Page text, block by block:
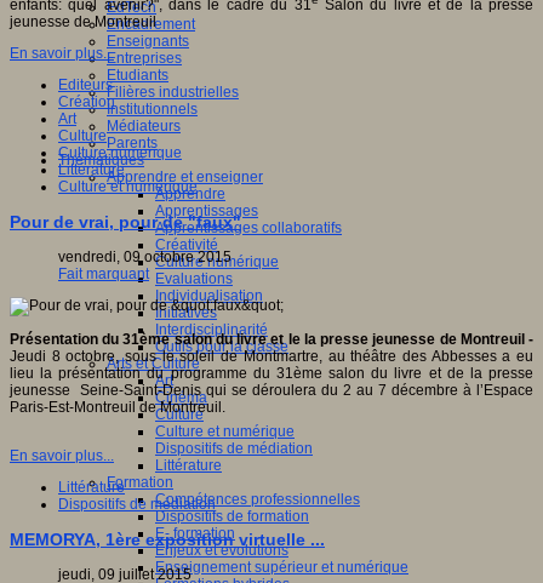
EdTech
Encadrement
Enseignants
Entreprises
Etudiants
Filières industrielles
Institutionnels
Médiateurs
Parents
Thématiques
Apprendre et enseigner
Apprendre
Apprentissages
Apprentissages collaboratifs
Créativité
Culture numérique
Evaluations
Individualisation
Initiatives
Interdisciplinarité
Outils pour la classe
Arts et Culture
Art
Cinéma
Culture
Culture et numérique
Dispositifs de médiation
Littérature
Formation
Compétences professionnelles
Dispositifs de formation
E- formation
Enjeux et évolutions
Enseignement supérieur et numérique
enfants: quel avenir?", dans le cadre du 31
Salon du livre et de la presse
jeunesse de Montreuil
En savoir plus...
Editeurs
Création
Art
Culture
Culture numérique
Littérature
Culture et numérique
Pour de vrai, pour de "faux"
vendredi, 09 octobre 2015
Fait marquant
Présentation du 31ème salon du livre et le la presse jeunesse de Montreuil -
Jeudi 8 octobre, sous le soleil de Montmartre, au théâtre des Abbesses a eu
lieu la présentation du programme du 31ème salon du livre et de la presse
jeunesse Seine-Saint-Denis qui se déroulera du 2 au 7 décembre à l’Espace
Paris-Est-Montreuil de Montreuil.
En savoir plus...
Littérature
Dispositifs de médiation
MEMORYA, 1ère exposition virtuelle ...
jeudi, 09 juillet 2015